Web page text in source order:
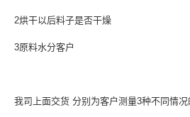
2烘干以后料子是否干燥
3原料水分客户
我司上面交货 分别为客户测量3种不同情况